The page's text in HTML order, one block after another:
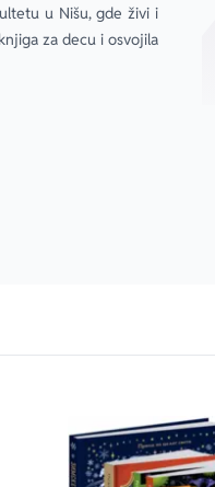
u Nišu, gde živi i
za decu i osvojila